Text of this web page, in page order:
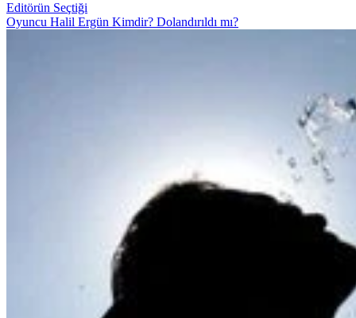
Editörün Seçtiği
Oyuncu Halil Ergün Kimdir? Dolandırıldı mı?